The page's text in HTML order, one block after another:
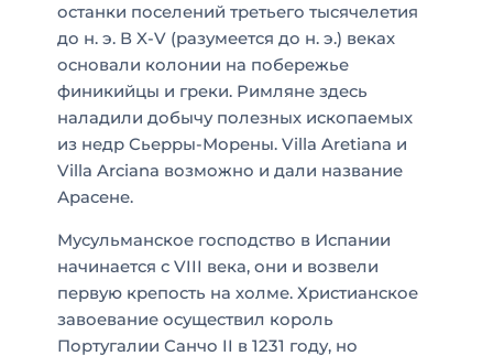
останки поселений третьего тысячелетия
до н. э. В X-V (разумеется до н. э.) веках
основали колонии на побережье
финикийцы и греки. Римляне здесь
наладили добычу полезных ископаемых
из недр Сьерры-Морены. Villa Aretiana и
Villa Arciana возможно и дали название
Арасене.
Мусульманское господство в Испании
начинается с VIII века, они и возвели
первую крепость на холме. Христианское
завоевание осуществил король
Португалии Санчо II в 1231 году, но